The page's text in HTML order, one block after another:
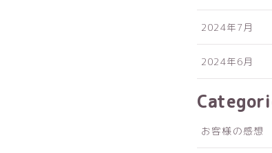
2024年7月
2024年6月
お客様の感想